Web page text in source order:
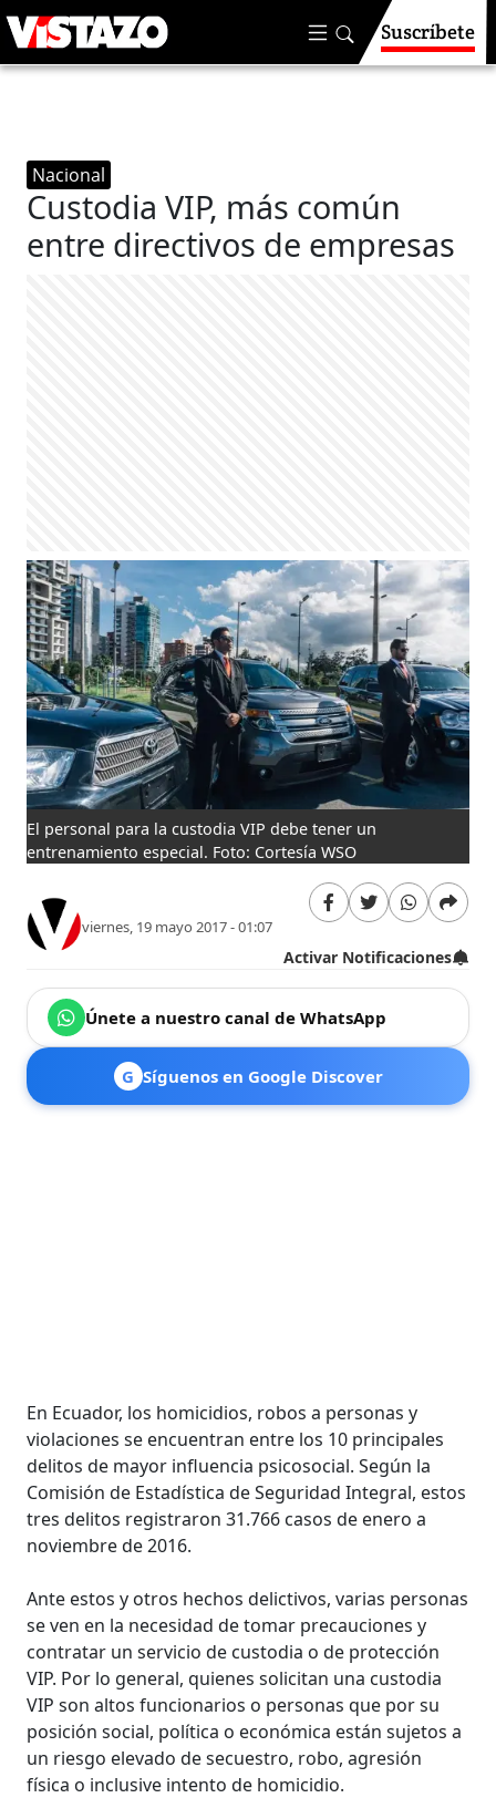
Suscríbete
Nacional
Custodia VIP, más común
entre directivos de empresas
El personal para la custodia VIP debe tener un
entrenamiento especial. Foto: Cortesía WSO
viernes, 19 mayo 2017 - 01:07
Activar Notificaciones
Únete a nuestro canal de WhatsApp
G Síguenos en Google Discover
En Ecuador, los homicidios, robos a personas y
violaciones se encuentran entre los 10 principales
delitos de mayor influencia psicosocial. Según la
Comisión de Estadística de Seguridad Integral, estos
tres delitos registraron 31.766 casos de enero a
noviembre de 2016.
Ante estos y otros hechos delictivos, varias personas
se ven en la necesidad de tomar precauciones y
contratar un servicio de custodia o de protección
VIP. Por lo general, quienes solicitan una custodia
VIP son altos funcionarios o personas que por su
posición social, política o económica están sujetos a
un riesgo elevado de secuestro, robo, agresión
física o inclusive intento de homicidio.